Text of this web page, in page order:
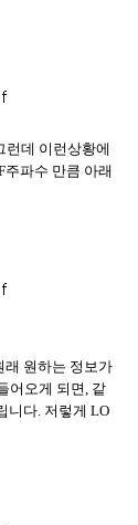
런데 이런상황에
파수 만큼 아래
래 원하는 정보가
어오게 되면, 같
니다. 저렇게 LO